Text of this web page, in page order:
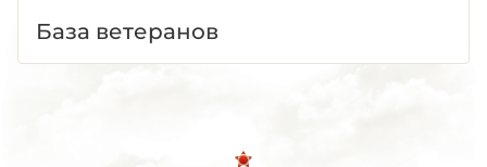
База ветеранов